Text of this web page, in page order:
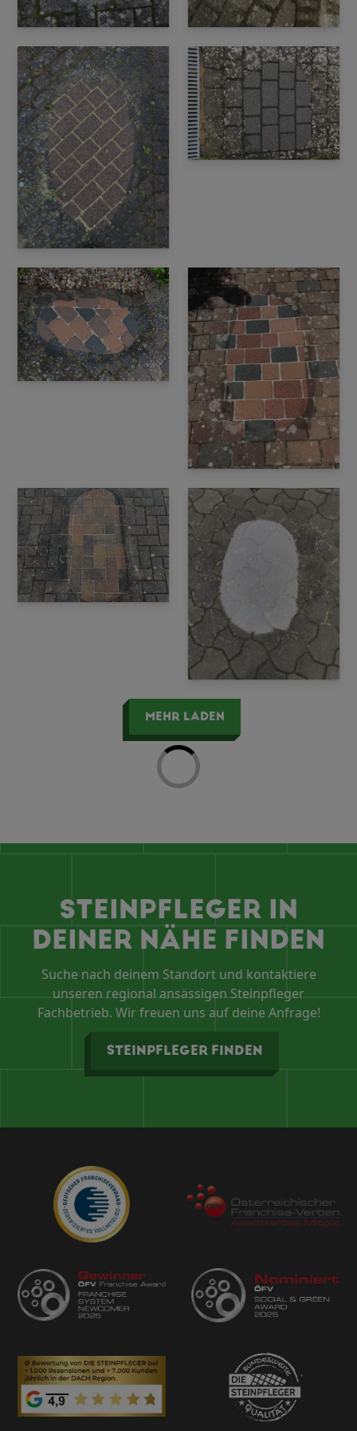
MEHR LADEN
STEINPFLEGER IN
DEINER NÄHE FINDEN
Suche nach deinem Standort und kontaktiere
unseren regional ansässigen Steinpfleger
Fachbetrieb. Wir freuen uns auf deine Anfrage!
STEINPFLEGER FINDEN